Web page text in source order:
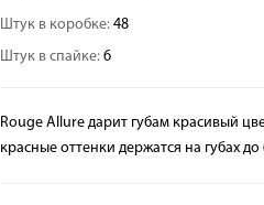
Штук в коробке: 48
Штук в спайке: 6
Rouge Allure дарит губам красивый
красные оттенки держатся на губах до